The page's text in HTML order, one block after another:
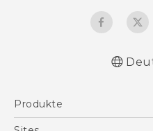
Produkte
Smartphones